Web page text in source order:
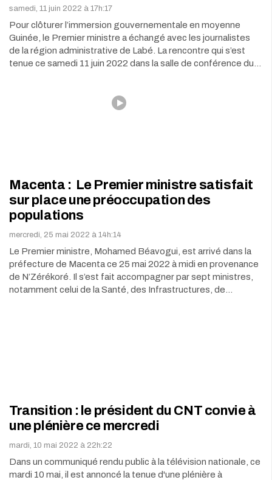
samedi, 11 juin 2022 à 17h:17
Pour clôturer l’immersion gouvernementale en moyenne
Guinée, le Premier ministre a échangé avec les journalistes
de la région administrative de Labé. La rencontre qui s’est
tenue ce samedi 11 juin 2022 dans la salle de conférence du…
Macenta : Le Premier ministre satisfait
sur place une préoccupation des
populations
mercredi, 25 mai 2022 à 14h:14
Le Premier ministre, Mohamed Béavogui, est arrivé dans la
préfecture de Macenta ce 25 mai 2022 à midi en provenance
de N’Zérékoré. Il s’est fait accompagner par sept ministres,
notamment celui de la Santé, des Infrastructures, de…
Transition : le président du CNT convie à
une plénière ce mercredi
mardi, 10 mai 2022 à 22h:22
Dans un communiqué rendu public à la télévision nationale, ce
mardi 10 mai, il est annoncé la tenue d'une plénière à